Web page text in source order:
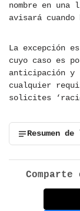
nombre en
avisará
La excepción
cuyo caso es
anticipación y
cualquier
solicites
Resumen